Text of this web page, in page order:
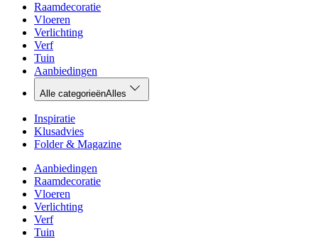
Raamdecoratie
Vloeren
Verlichting
Verf
Tuin
Aanbiedingen
Alle categorieënAlles
Inspiratie
Klusadvies
Folder & Magazine
Aanbiedingen
Raamdecoratie
Vloeren
Verlichting
Verf
Tuin